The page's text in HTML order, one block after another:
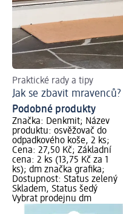
Praktické rady a tipy
Jak se zbavit mravenců?
Podobné produkty
Značka: Denkmit; Název
produktu: osvěžovač do
odpadkového koše, 2 ks;
Cena: 27,50 Kč; Základní
cena: 2 ks (13,75 Kč za 1
ks); dm značka grafika;
Dostupnost: Status zelený
Skladem, Status šedý
Vybrat prodejnu dm